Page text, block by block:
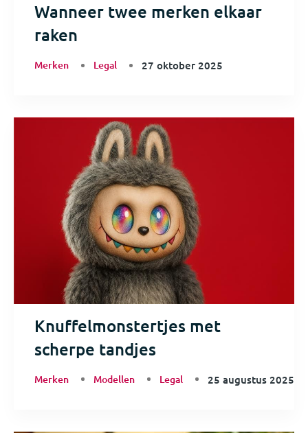
Wanneer twee merken elkaar
raken
Merken Legal 27 oktober 2025
Knuffelmonstertjes met
scherpe tandjes
Merken Modellen Legal 25 augustus 2025